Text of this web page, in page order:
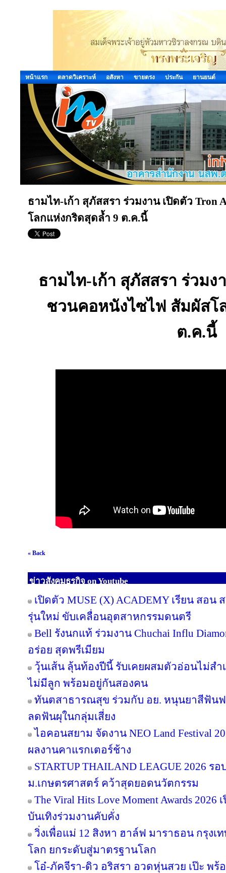
หน้าแรก ตลาดวิเคราะห์ อสังหา ขายตรง ประกัน ยานยนต์
ธามไท-เก้า สุภัสสรา ร่วมงาน เปิดตัว Tron
โลกแห่งกริดสุดล้ำ 9 ต.ค.นี้
ธามไท-เก้า สุภัสสรา ร่วมง
ชวนคอหนังไซไฟ สัมผัสโ
ต.ค.นี้
« Back
ข่าวสังคมธุรกิจ on Youtube
เปิดตัว MUSE (X) ACADEMY เรียน สอ
รุ่นใหม่ ขับเคลื่อนอุตสาหกรรมดนตรี
Bell รังนกแท้ ร่วมงาน Chuchai Influ
อร่อย สุดพรีเมียม
วุ้นเส้น ลุ้นท้องปีนี้ รับเคยผสมตัวอ่อนไม่สำ
ไม่มีลูก พร้อมอยู่กันสองคน
ทันตสาธารณสุข ร่วมกับ อย. หนุนยาสีฟันฟ
ลดฟันผุในกลุ่มเสี่ยง
ไอคอนสยาม จัดงาน NEO Land Festival
ผลงานคาแรกเตอร์ช้าง
STARTUP THAILAND LEAGUE 2026 ร
ม.เกษตรศาสตร์ คว้าสุดยอดนวัตกรรม
The Viral Hits Love Moment Awards
บันเทิงร่วมงานคับคั่ง
วิ่งเพื่อแม่ 12 สิงหา ฮาล์ฟ มาราธอน กรุงเ
โลก ยกระดับสู่มาตรฐานโลก
โอ๋-ภัคจีรา-ดิว อริสรา อวดหุ่นสวย เป๊ะ พร้